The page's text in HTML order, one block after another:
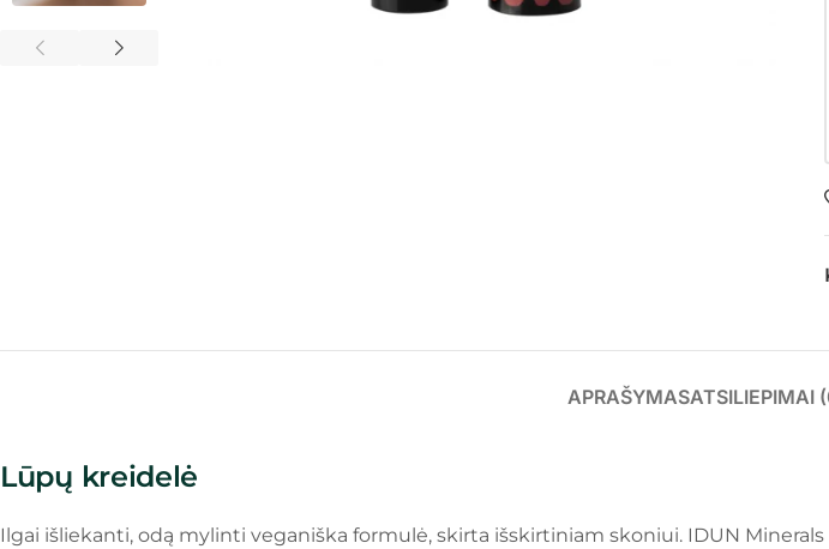
APRAŠYMASATSILIEPIMAI
Lūpų kreidelė
Ilgai išliekanti, odą mylinti veganiška formulė, skirta išskirtiniam skoniui. IDUN